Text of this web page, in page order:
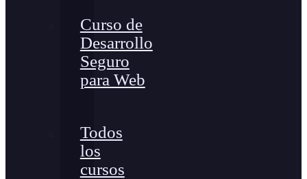
Curso de
Desarrollo
Seguro
para Web
Todos
los
cursos